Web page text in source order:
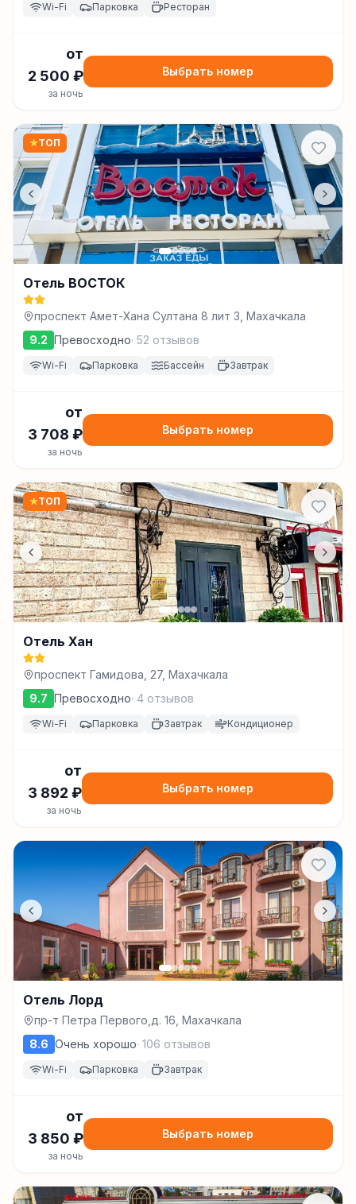
Wi-Fi Парковка Ресторан
от
2 500 ₽
за ночь
Выбрать номер
★ТОП
Отель ВОСТОК
проспект Амет-Хана Султана 8 лит З, Махачкала
9.2 Превосходно· 52 отзывов
Wi-Fi Парковка Бассейн Завтрак
от
3 708 ₽
за ночь
Выбрать номер
★ТОП
Отель Хан
проспект Гамидова, 27, Махачкала
9.7 Превосходно· 4 отзывов
Wi-Fi Парковка Завтрак Кондиционер
от
3 892 ₽
за ночь
Выбрать номер
Отель Лорд
пр-т Петра Первого,д. 16, Махачкала
8.6 Очень хорошо· 106 отзывов
Wi-Fi Парковка Завтрак
от
3 850 ₽
за ночь
Выбрать номер